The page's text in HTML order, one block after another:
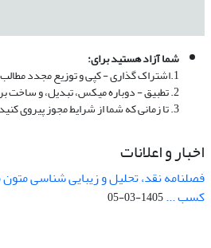
شما آزاد هستید برای:
3. تا زمانی که شما از شرایط مجوز پیروی کنید، مجوز دهنده نمی تواند این آزادی ها را لغو کند.
اخبار و اعلانات
فصلنامه نقد، تحلیل و زیبایی شناسی
کسب ...1405-03-05